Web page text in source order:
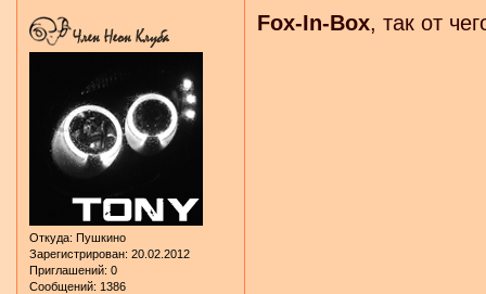
Откуда: Пушкино
Зарегистрирован: 20.02.2012
Приглашений: 0
Сообщений: 1386
Fox-In-Box, так от